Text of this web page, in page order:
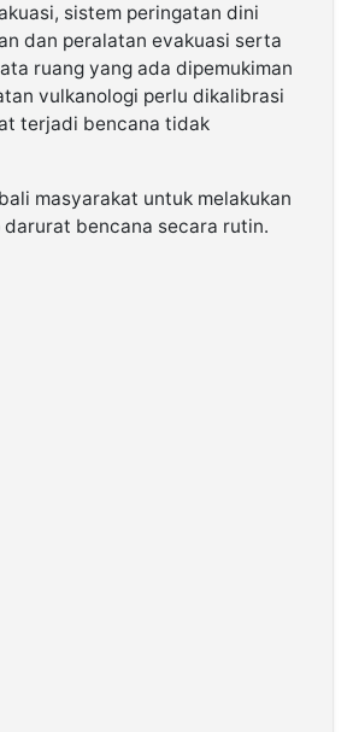
sistem peringatan dini
dan peralatan evakuasi serta
ruang yang ada dipemukiman
vulkanologi perlu dikalibrasi
terjadi bencana tidak
masyarakat untuk melakukan
darurat bencana secara rutin.